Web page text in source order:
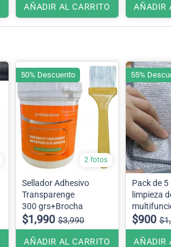
AÑADIR AL CARRITO AÑADIR
2 fotos
Sellador Adhesivo
Transparenge
300 grs+Brocha
$1,990 $3,990
AÑADIR AL CARRITO
50% Descuento
Pack de
limpieza
alambre
25x25cm
$900
AÑADIR
55%